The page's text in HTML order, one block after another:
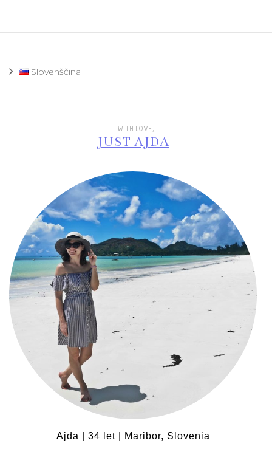
Slovenščina
WITH LOVE,
JUST AJDA
Ajda | 34 let | Maribor, Slovenia